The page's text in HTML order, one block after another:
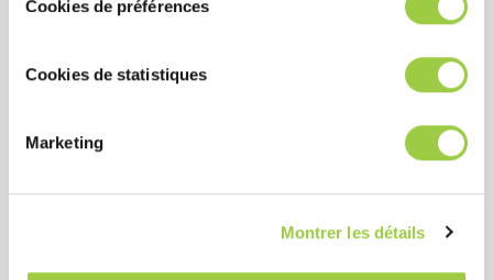
Cookies de préférences
Cookies de statistiques
Marketing
Montrer les détails
Flux collant à haute viscosité pour maintenir les
Résidus non corrosifs
Processus stable grâce à l’application de grands